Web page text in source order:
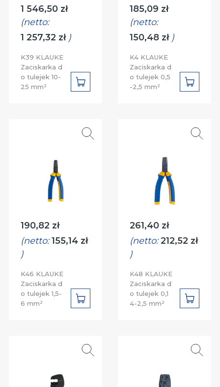
Cena:
1 546,50 zł
(netto:
1 257,32 zł)
K39 KLAUKE
Zaciskarka d
o tulejek 10-
25 mm²
DO
Cena:
185,09 zł
(netto:
150,48 zł)
K4 KLAUKE
Zaciskarka d
o tulejek 0,5
-2,5 mm²
DO
Cena:
190,82 zł
(netto:155,14 zł
)
K46 KLAUKE
Zaciskarka d
o tulejek 1,5-
6 mm²
DO
Cena:
261,40 zł
(netto: 212,52 zł
)
K48 KLAUKE
Zaciskarka d
o tulejek 0,1
4-2,5 mm²
DO